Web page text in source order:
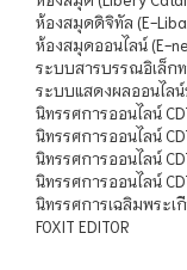
ห้องสมุดดิจิทัล (E-
ห้องสมุดออนไลน์ (E-
ระบบสารบรรณอิเล็ก
ระบบแสดงผลออนไลน์
นิทรรศการออนไลน์
นิทรรศการออนไลน์
นิทรรศการออนไลน์
นิทรรศการออนไลน์
นิทรรศการเฉลิมพระเ
FOXIT EDITOR